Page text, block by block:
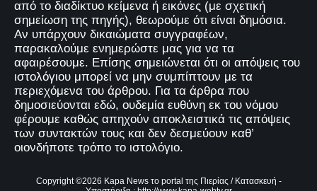
από το διαδίκτυο κείμενα ή εικόνες (με σχετική
σημείωση της πηγής), θεωρούμε ότι είναι δημόσια.
Αν υπάρχουν δικαιώματα συγγραφέων,
παρακαλούμε ενημερώστε μας για να τα
αφαιρέσουμε. Επίσης σημειώνεται ότι οι απόψεις του
ιστολόγιου μπορεί να μην συμπίπτουν με τα
περιεχόμενα του άρθρου. Για τα άρθρα που
δημοσιεύονται εδώ, ουδεμία ευθύνη εκ του νόμου
φέρουμε καθώς απηχούν αποκλειστικά τις απόψεις
των συντακτών τους και δεν δεσμεύουν καθ’
οιονδήποτε τρόπο το ιστολόγιο.
Copyright ©2026 Kapa News το portal της Πιερίας / Κατασκευή -